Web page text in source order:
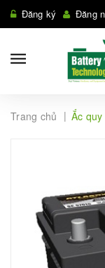
Đăng ký Đăng
Trang chủ | Ắc